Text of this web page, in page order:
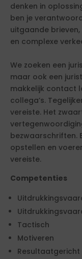
denken in
ben je
uitgaande
en complexe
We zoeken een
maar ook een
makkelijk contact
collega’s.
vereiste. Het
bezwaarschriften.
opstellen en
vereiste.
Competenties
Tactisch
Motiveren
Resultaatgericht